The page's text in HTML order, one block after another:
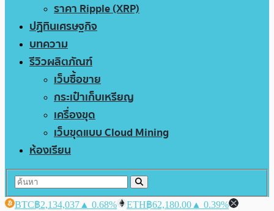
ราคา Ripple (XRP)
ปฏิทินเศรษฐกิจ
บทความ
รีวิวผลิตภัณฑ์
เว็บซื้อขาย
กระเป๋าเก็บเหรียญ
เครื่องขุด
เว็บขุดแบบ Cloud Mining
ห้องเรียน
BTC฿2,134,037 ▲ 0.68% ETH฿62,180.00 ▲ 0.39%